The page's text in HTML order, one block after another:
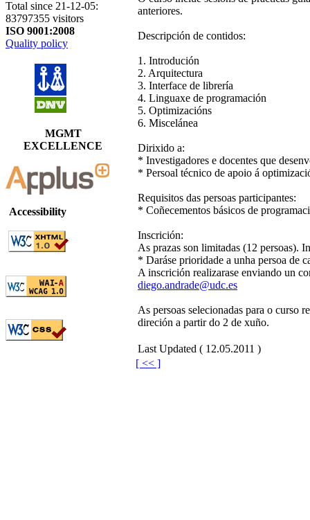
Total since 21-12-05:
83797355 visitors
ISO 9001:2008
Quality policy
MGMT
EXCELLENCE
Accessibility
anteriores.
Descripción de contidos:
1. Introdución
2. Arquitectura
3. Interface de librería
4. Linguaxe de programación
5. Optimizacións
6. Miscelánea
Dirixido a:
* Investigadores e docentes que
* Persoal técnico de apoio á
Requisitos das persoas participantes:
* Coñecementos básicos de
Inscrición:
As prazas son limitadas (12 persoas).
* Daráse prioridade a unha persoa de
A inscrición realizarase enviando un
diego.andrade@udc.es
As persoas selecionadas para o curso
direción a partir do 2 de xuño.
Last Updated ( 12.05.2011 )
[ << ]